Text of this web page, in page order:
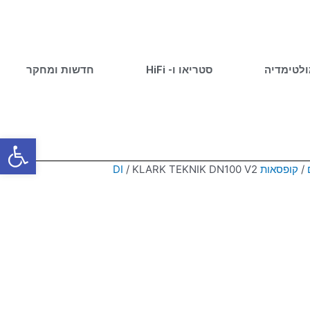
סטריאו ו- HiFi חדשות ומחקר
/ קופסאות DI / KLARK TEKNIK DN100 V2
פתח